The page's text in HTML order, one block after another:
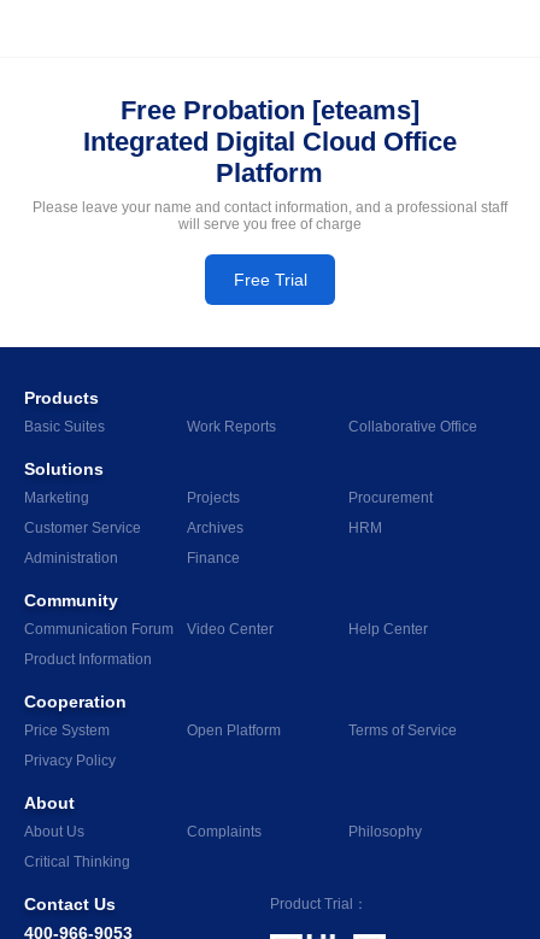
Free Probation [eteams]
Integrated Digital Cloud Office
Platform
Please leave your name and contact information, and a professional staff
will serve you free of charge
Free Trial
Products
Basic Suites Work Reports Collaborative Office
Solutions
Marketing Projects
Procurement
Customer Service
Archives
HRM
Administration
Finance
Community
Communication Forum Video Center
Help Center
Product Information
Cooperation
Price System Open Platform
Terms of Service
Privacy Policy
About
About Us Complaints
Philosophy
Critical Thinking
Contact Us
400-966-9053
Product Trial：